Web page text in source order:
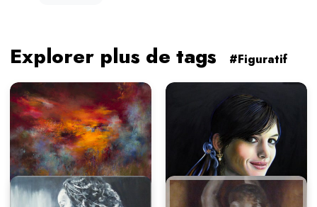
Explorer plus de tags #Figuratif